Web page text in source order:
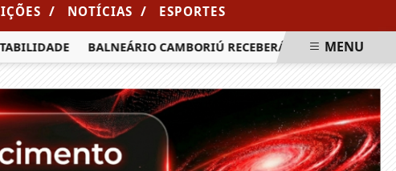
/ NOTÍCIAS / ESPORTES
BALNEÁRIO CAMBORIÚ RECEBERÁ MAIS DE 120MENU